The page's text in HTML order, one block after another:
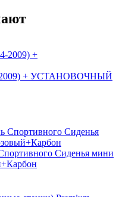
2009) + УСТАНОВОЧНЫЙ
Сиденья мини